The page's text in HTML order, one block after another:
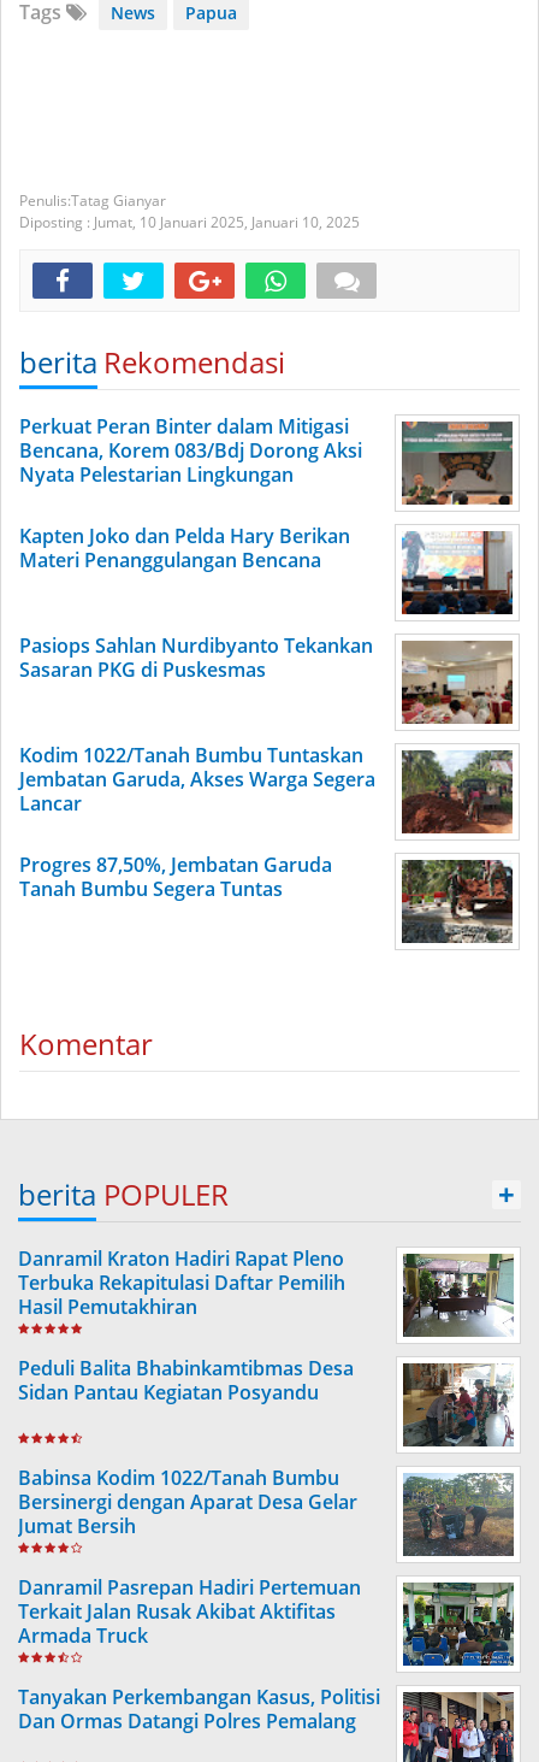
Tags News Papua
Tatag Gianyar
Diposting : Jumat, 10 Januari 2025, Januari 10, 2025
berita Rekomendasi
Perkuat Peran Binter dalam Mitigasi
Bencana, Korem 083/Bdj Dorong Aksi
Nyata Pelestarian Lingkungan
Kapten Joko dan Pelda Hary Berikan
Materi Penanggulangan Bencana
Pasiops Sahlan Nurdibyanto Tekankan
Sasaran PKG di Puskesmas
Kodim 1022/Tanah Bumbu Tuntaskan
Jembatan Garuda, Akses Warga Segera
Lancar
Progres 87,50%, Jembatan Garuda
Tanah Bumbu Segera Tuntas
Komentar
berita POPULER +
Danramil Kraton Hadiri Rapat Pleno
Terbuka Rekapitulasi Daftar Pemilih
Hasil Pemutakhiran
Peduli Balita Bhabinkamtibmas Desa
Sidan Pantau Kegiatan Posyandu
Babinsa Kodim 1022/Tanah Bumbu
Bersinergi dengan Aparat Desa Gelar
Jumat Bersih
Danramil Pasrepan Hadiri Pertemuan
Terkait Jalan Rusak Akibat Aktifitas
Armada Truck
Tanyakan Perkembangan Kasus, Politisi
Dan Ormas Datangi Polres Pemalang